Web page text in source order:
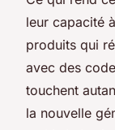
leur capacité
produits qui
avec des
touchent
la nouvelle